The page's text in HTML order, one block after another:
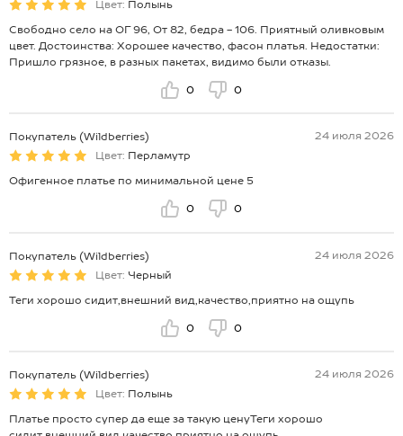
Цвет: Полынь
Свободно село на ОГ 96, От 82, бедра - 106. Приятный оливковым
цвет. Достоинства: Хорошее качество, фасон платья. Недостатки:
Пришло грязное, в разных пакетах, видимо были отказы.
0 0
Покупатель (Wildberries)
24 июля 2026
Цвет: Перламутр
Офигенное платье по минимальной цене 5
0 0
Покупатель (Wildberries)
24 июля 2026
Цвет: Черный
Теги хорошо сидит,внешний вид,качество,приятно на ощупь
0 0
Покупатель (Wildberries)
24 июля 2026
Цвет: Полынь
Платье просто супер да еще за такую ценуТеги хорошо